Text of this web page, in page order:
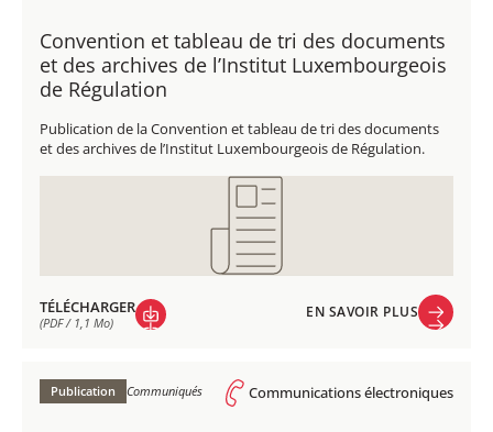
Convention et tableau de tri des documents
et des archives de l’Institut Luxembourgeois
de Régulation
Publication de la Convention et tableau de tri des documents
et des archives de l’Institut Luxembourgeois de Régulation.
TÉLÉCHARGER
(PDF / 1,1 Mo)
(PDF / 1,1 Mo)
EN SAVOIR PLUS
Publication Communiqués Communications électroniques